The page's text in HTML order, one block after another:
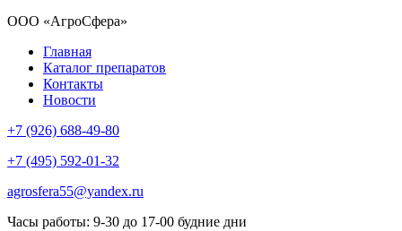
ООО «АгроСфера»
Главная
Каталог препаратов
Контакты
Новости
+7 (926) 688-49-80
+7 (495) 592-01-32
agrosfera55@yandex.ru
Часы работы: 9-30 до 17-00 будние дни